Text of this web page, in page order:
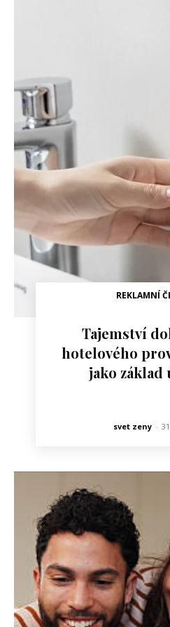
REKLAMNÍ
Tajemství
hotelového
jako základ
svet zeny -